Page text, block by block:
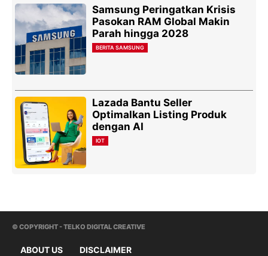
Samsung Peringatkan Krisis
Pasokan RAM Global Makin
Parah hingga 2028
BERITA SAMSUNG
Lazada Bantu Seller
Optimalkan Listing Produk
dengan AI
IOT
© COPYRIGHT - TELKO DIGITAL CREATIVE
ABOUT US DISCLAIMER